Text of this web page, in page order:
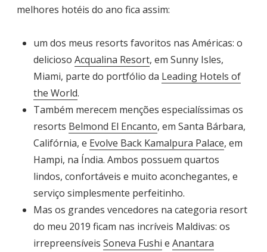
melhores hotéis do ano fica assim:
um dos meus resorts favoritos nas Américas: o
delicioso Acqualina Resort, em Sunny Isles,
Miami, parte do portfólio da Leading Hotels of
the World.
Também merecem menções especialíssimas os
resorts Belmond El Encanto, em Santa Bárbara,
Califórnia, e Evolve Back Kamalpura Palace, em
Hampi, na Índia. Ambos possuem quartos
lindos, confortáveis e muito aconchegantes, e
serviço simplesmente perfeitinho.
Mas os grandes vencedores na categoria resort
do meu 2019 ficam nas incríveis Maldivas: os
irrepreensíveis Soneva Fushi e Anantara